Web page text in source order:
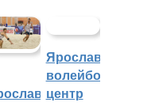
Ярославский
волейбольный
центр